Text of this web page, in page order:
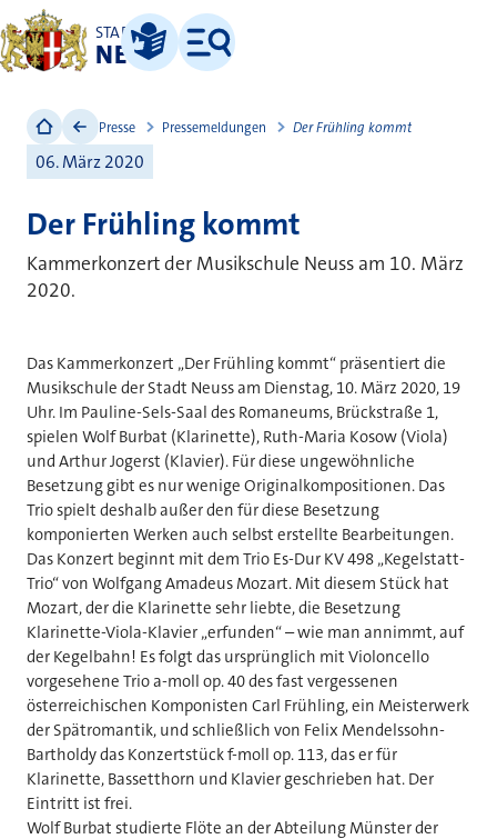
STADT
NEUSS
Leichte Sprache
Menü
Presse Pressemeldungen Der Frühling kommt
06. März 2020
Der Frühling kommt
Kammerkonzert der Musikschule Neuss am 10. März
2020.
Das Kammerkonzert „Der Frühling kommt“ präsentiert die
Musikschule der Stadt Neuss am Dienstag, 10. März 2020, 19
Uhr. Im Pauline-Sels-Saal des Romaneums, Brückstraße 1,
spielen Wolf Burbat (Klarinette), Ruth-Maria Kosow (Viola)
und Arthur Jogerst (Klavier). Für diese ungewöhnliche
Besetzung gibt es nur wenige Originalkompositionen. Das
Trio spielt deshalb außer den für diese Besetzung
komponierten Werken auch selbst erstellte Bearbeitungen.
Das Konzert beginnt mit dem Trio Es-Dur KV 498 „Kegelstatt-
Trio“ von Wolfgang Amadeus Mozart. Mit diesem Stück hat
Mozart, der die Klarinette sehr liebte, die Besetzung
Klarinette-Viola-Klavier „erfunden“ – wie man annimmt, auf
der Kegelbahn! Es folgt das ursprünglich mit Violoncello
vorgesehene Trio a-moll op. 40 des fast vergessenen
österreichischen Komponisten Carl Frühling, ein Meisterwerk
der Spätromantik, und schließlich von Felix Mendelssohn-
Bartholdy das Konzertstück f-moll op. 113, das er für
Klarinette, Bassetthorn und Klavier geschrieben hat. Der
Eintritt ist frei.
Wolf Burbat studierte Flöte an der Abteilung Münster der